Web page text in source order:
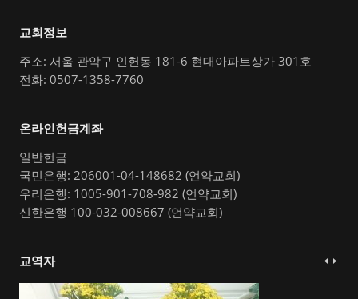
교회정보
주소: 서울 관악구 인헌동 181-6 현대아파트상가 301호
전화: 0507-1358-7760
온라인헌금계좌
일반헌금
국민은행: 206001-04-148682 (언약교회)
우리은행: 1005-901-708-982 (언약교회)
신한은행 100-032-008667 (언약교회)
교역자